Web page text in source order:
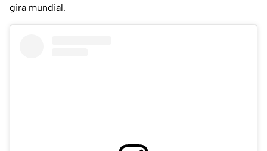
gira mundial.